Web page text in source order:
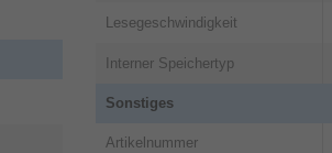
Lesegeschwindigkeit
Interner Speichertyp
Sonstiges
Artikelnummer